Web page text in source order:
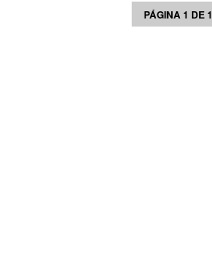
PÁGINA 1 DE 1